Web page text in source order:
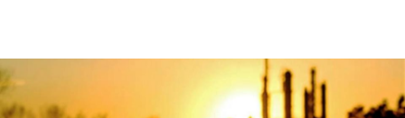
trasporto oil&gas